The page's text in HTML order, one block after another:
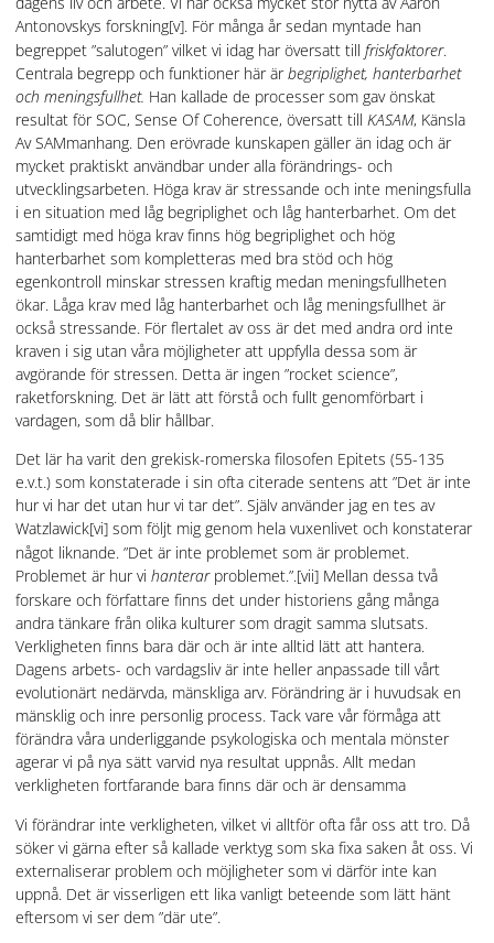
Antonovskys forskning[v]. För många år sedan myntade han
begreppet ”salutogen” vilket vi idag har översatt tillfriskfaktorer.
Centrala begrepp och funktioner här ärbegriplighet, hanterbarhet
och meningsfullhet. Han kallade de processer som gav önskat
resultat för SOC, Sense Of Coherence, översatt till KASAM, Känsla
Av SAMmanhang. Den erövrade kunskapen gäller än idag och är
mycket praktiskt användbar under alla förändrings- och
utvecklingsarbeten. Höga krav är stressande och inte meningsfulla
i en situation med låg begriplighet och låg hanterbarhet. Om det
samtidigt med höga krav finns hög begriplighet och hög
hanterbarhet som kompletteras med bra stöd och hög
egenkontroll minskar stressen kraftig medan meningsfullheten
ökar. Låga krav med låg hanterbarhet och låg meningsfullhet är
också stressande. För flertalet av oss är det med andra ord inte
kraven i sig utan våra möjligheter att uppfylla dessa som är
avgörande för stressen. Detta är ingen ”rocket science”,
raketforskning. Det är lätt att förstå och fullt genomförbart i
vardagen, som då blir hållbar.
Det lär ha varit den grekisk-romerska filosofen Epitets (55-135
e.v.t.) som konstaterade i sin ofta citerade sentens att ”Det är inte
hur vi har det utan hur vi tar det”. Själv använder jag en tes av
Watzlawick[vi] som följt mig genom hela vuxenlivet och konstaterar
något liknande. ”Det är inte problemet som är problemet.
Problemet är hur vihanterar problemet.”.[vii] Mellan dessa två
forskare och författare finns det under historiens gång många
andra tänkare från olika kulturer som dragit samma slutsats.
Verkligheten finns bara där och är inte alltid lätt att hantera.
Dagens arbets- och vardagsliv är inte heller anpassade till vårt
evolutionärt nedärvda, mänskliga arv. Förändring är i huvudsak en
mänsklig och inre personlig process. Tack vare vår förmåga att
förändra våra underliggande psykologiska och mentala mönster
agerar vi på nya sätt varvid nya resultat uppnås. Allt medan
verkligheten fortfarande bara finns där och är densamma
Vi förändrar inte verkligheten, vilket vi alltför ofta får oss att tro. Då
söker vi gärna efter så kallade verktyg som ska fixa saken åt oss. Vi
externaliserar problem och möjligheter som vi därför inte kan
uppnå. Det är visserligen ett lika vanligt beteende som lätt hänt
eftersom vi ser dem ”där ute”.